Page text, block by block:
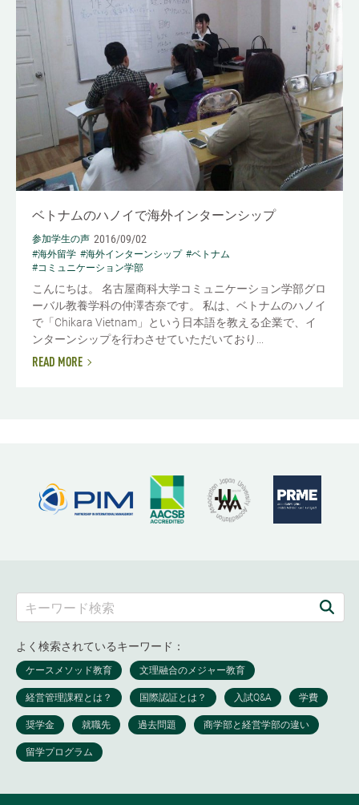
ベトナムのハノイで海外インターンシップ
参加学生の声 2016/09/02
#海外留学 #海外インターンシップ #ベトナム
#コミュニケーション学部
こんにちは。 名古屋商科大学コミュニケーション学部グロ
ーバル教養学科の仲澤杏奈です。 私は、ベトナムのハノイ
で「Chikara Vietnam」という日本語を教える企業で、イ
ンターンシップを行わさせていただいており...
READ MORE
よく検索されているキーワード：